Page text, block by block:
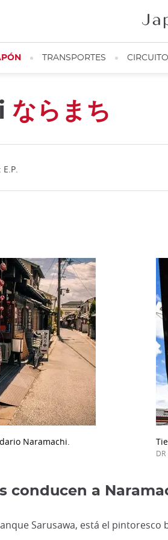
TRANSPORTES
ならまち
Naramachi.
DR
conducen a
Sarusawa, está el